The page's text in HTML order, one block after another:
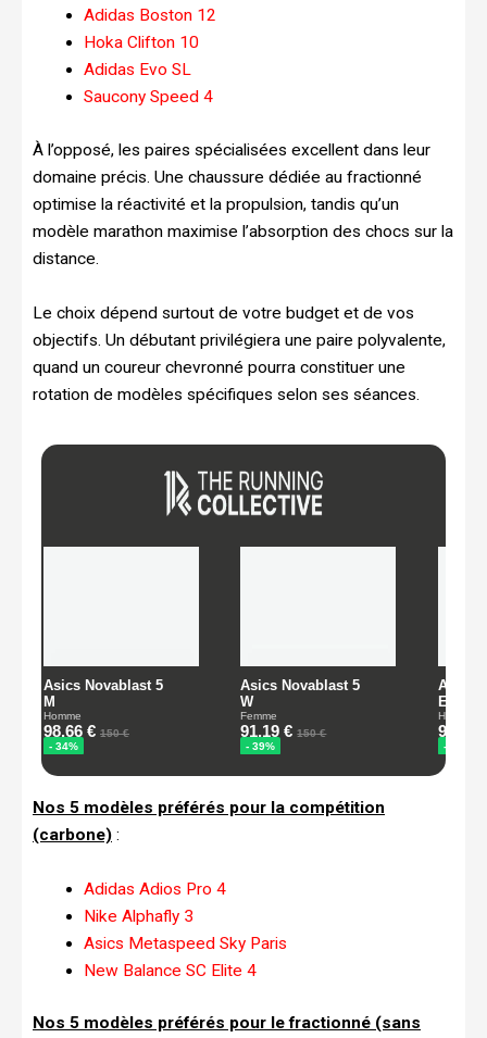
Adidas Boston 12
Hoka Clifton 10
Adidas Evo SL
Saucony Speed 4
À l’opposé, les paires spécialisées excellent dans leur
domaine précis. Une chaussure dédiée au fractionné
optimise la réactivité et la propulsion, tandis qu’un
modèle marathon maximise l’absorption des chocs sur la
distance.
Le choix dépend surtout de votre budget et de vos
objectifs. Un débutant privilégiera une paire polyvalente,
quand un coureur chevronné pourra constituer une
rotation de modèles spécifiques selon ses séances.
Nos 5 modèles préférés pour la compétition
(carbone) :
Adidas Adios Pro 4
Nike Alphafly 3
Asics Metaspeed Sky Paris
New Balance SC Elite 4
Nos 5 modèles préférés pour le fractionné (sans